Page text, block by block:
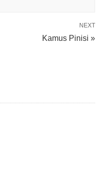
NEXT
Kamus Pinisi »